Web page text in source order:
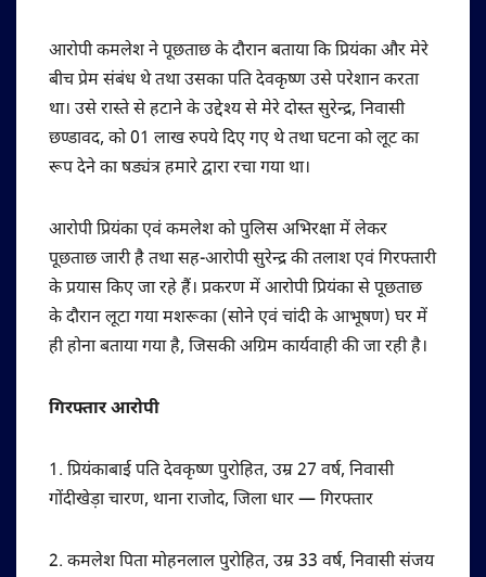
आरोपी कमलेश ने पूछताछ के दौरान बताया कि प्रियंका और मेरे
बीच प्रेम संबंध थे तथा उसका पति देवकृष्ण उसे परेशान करता
था। उसे रास्ते से हटाने के उद्देश्य से मेरे दोस्त सुरेन्द्र, निवासी
छण्डावद, को 01 लाख रुपये दिए गए थे तथा घटना को लूट का
रूप देने का षड्यंत्र हमारे द्वारा रचा गया था।
आरोपी प्रियंका एवं कमलेश को पुलिस अभिरक्षा में लेकर
पूछताछ जारी है तथा सह-आरोपी सुरेन्द्र की तलाश एवं गिरफ्तारी
के प्रयास किए जा रहे हैं। प्रकरण में आरोपी प्रियंका से पूछताछ
के दौरान लूटा गया मशरूका (सोने एवं चांदी के आभूषण) घर में
ही होना बताया गया है, जिसकी अग्रिम कार्यवाही की जा रही है।
गिरफ्तार आरोपी
1. प्रियंकाबाई पति देवकृष्ण पुरोहित, उम्र 27 वर्ष, निवासी
गोंदीखेड़ा चारण, थाना राजोद, जिला धार — गिरफ्तार
2. कमलेश पिता मोहनलाल पुरोहित, उम्र 33 वर्ष, निवासी संजय